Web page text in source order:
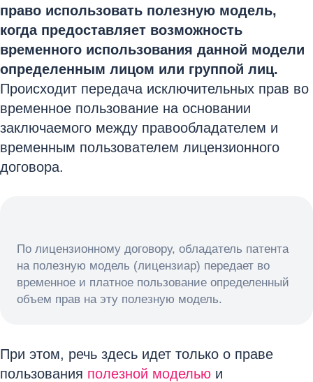
право использовать полезную модель,
когда предоставляет возможность
временного использования данной модели
определенным лицом или группой лиц.
Происходит передача исключительных прав во
временное пользование на основании
заключаемого между правообладателем и
временным пользователем лицензионного
договора.
По лицензионному договору, обладатель патента
на полезную модель (лицензиар) передает во
временное и платное пользование определенный
объем прав на эту полезную модель.
При этом, речь здесь идет только о праве
пользования полезной моделью и